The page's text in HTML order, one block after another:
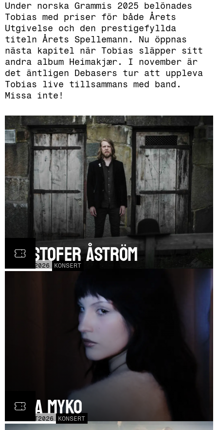
Under norska Grammis 2025 belönades
Tobias med priser för både Årets
Utgivelse och den prestigefyllda
titeln Årets Spellemann. Nu öppnas
nästa kapitel när Tobias släpper sitt
andra album Heimakjær. I november är
det äntligen Debasers tur att uppleva
Tobias live tillsammans med band.
Missa inte!
2026 KONSERT
Kristofer Åström
OCT2026 KONSERT
Olga Myko